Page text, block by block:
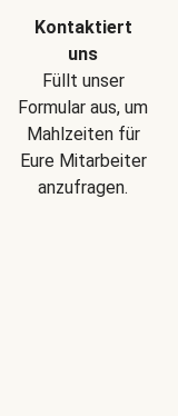
Kontaktiert
uns
Füllt unser
Formular aus, um
Mahlzeiten für
Eure Mitarbeiter
anzufragen.